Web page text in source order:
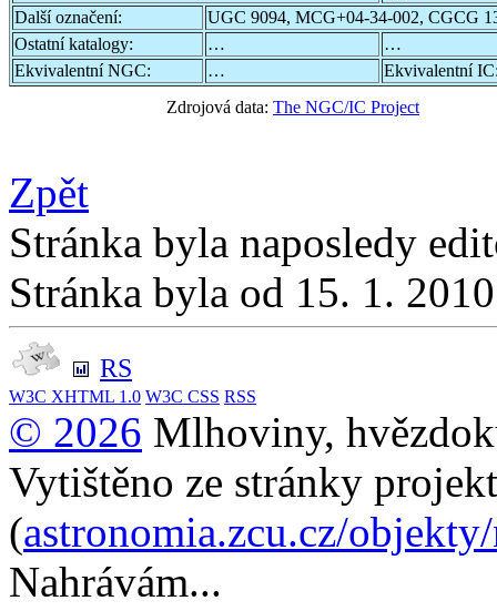
Další označení:
UGC 9094, MCG+04-34-002, CGCG
Ostatní katalogy:
…
…
Ekvivalentní NGC:
…
Ekvivalentní
Zdrojová data: The NGC/IC Project
Zpět
Stránka byla naposledy
Stránka byla od 15. 1.
RS
W3C XHTML 1.0 W3C CSS RSS
© 2026 Mlhoviny,
Vytištěno ze stránky
(astronomia.zcu.cz/
Nahrávám...